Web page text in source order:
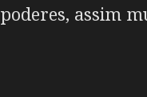
assim